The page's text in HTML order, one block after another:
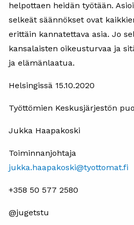
helpottaen heidän työtään.
selkeät säännökset ovat
erittäin kannatettava asia. Jo
kansalaisten oikeusturvaa ja
ja elämänlaatua.
Helsingissä 15.10.2020
Työttömien Keskusjärjestön
Jukka Haapakoski
Toiminnanjohtaja
jukka.haapakoski@tyottomat.fi
+358 50 577 2580
@jugetstu